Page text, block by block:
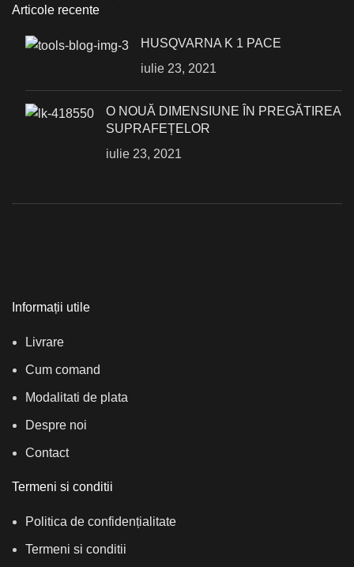
Articole recente
HUSQVARNA K 1 PACE
iulie 23, 2021
О NOUĂ DIMENSIUNE ÎN PREGĂTIREA
SUPRAFEȚELOR
iulie 23, 2021
Informații utile
Livrare
Cum comand
Modalitati de plata
Despre noi
Contact
Termeni si conditii
Politica de confidențialitate
Termeni si conditii